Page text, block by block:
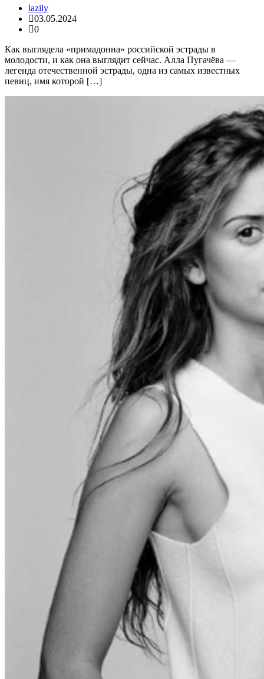
lazily
03.05.2024
0
Как выглядела «примадонна» российской эстрады в
молодости, и как она выглядит сейчас. Алла Пугачёва —
легенда отечественной эстрады, одна из самых известных
певиц, имя которой […]